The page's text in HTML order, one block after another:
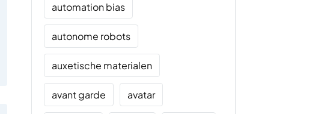
automation bias
autonome robots
auxetische materialen
avant garde avatar